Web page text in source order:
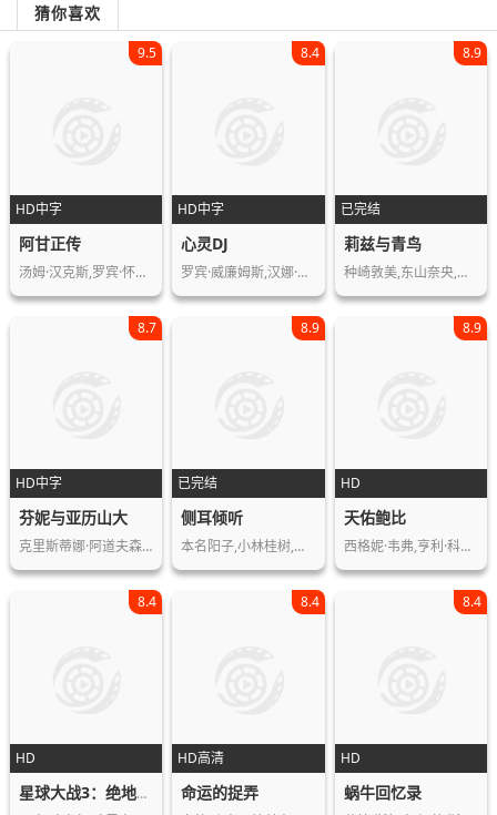
猜你喜欢
HD中字
9.5
阿甘正传
汤姆·汉克斯,罗宾·怀特,加里·辛尼斯…
HD中字
8.4
心灵DJ
罗宾·威廉姆斯,汉娜·泰勒-高登,Év…
已完结
8.9
莉兹与青鸟
种崎敦美,东山奈央,本田望结,藤村鼓乃…
HD中字
8.7
芬妮与亚历山大
克里斯蒂娜·阿道夫森,伯杰·阿斯特,佩…
已完结
8.9
侧耳倾听
本名阳子,小林桂树,高山南,高桥一生,…
HD
8.9
天佑鲍比
西格妮·韦弗,亨利·科泽尼,瑞恩·凯利…
HD
8.4
星球大战3：绝地归来
HD高清
8.4
命运的捉弄
HD
8.4
蜗牛回忆录